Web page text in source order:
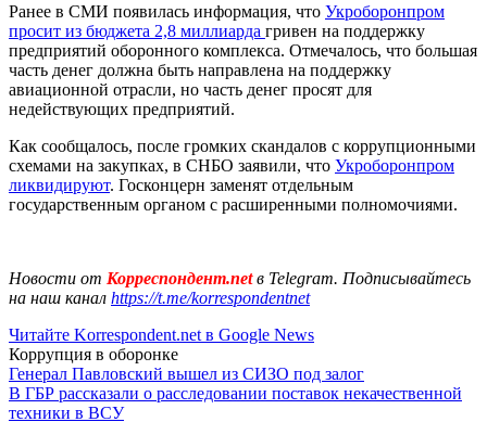
Ранее в СМИ появилась информация, что Укроборонпром
просит из бюджета 2,8 миллиарда гривен на поддержку
предприятий оборонного комплекса. Отмечалось, что большая
часть денег должна быть направлена на поддержку
авиационной отрасли, но часть денег просят для
недействующих предприятий.
Как сообщалось, после громких скандалов с коррупционными
схемами на закупках, в СНБО заявили, что Укроборонпром
ликвидируют. Госконцерн заменят отдельным
государственным органом с расширенными полномочиями.
Новости от Корреспондент.netв Telegram. Подписывайтесь
на наш канал https://t.me/korrespondentnet
Читайте Korrespondent.net в Google News
Коррупция в оборонке
Генерал Павловский вышел из СИЗО под залог
В ГБР рассказали о расследовании поставок некачественной
техники в ВСУ